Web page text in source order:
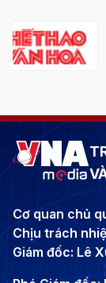
Cơ quan chủ
Chịu trách
Giám đốc: Lê